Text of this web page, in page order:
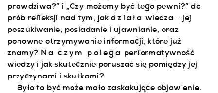
prawdziwa?” i „Czy możemy być tego pewni?” do
prób refleksji nad tym, jakdziała wiedza – jej
poszukiwanie, posiadanie i ujawnianie, oraz
ponowne otrzymywanie informacji, które już
znamy? Na czym polega
performatywność
wiedzy i jak skutecznie poruszać się pomiędzy jej
przyczynami i skutkami?
Było to być może mało zaskakujące objawienie.